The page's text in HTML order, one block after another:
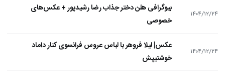
۱۴۰۴/۱۲/۲۴
بیوگرافی هلن دختر جذاب رضا رشیدپور + عکس‌های
خصوصی
۱۴۰۴/۱۲/۲۴
عکس| لیلا فروهر با لباس عروس فرانسوی کنار داماد
خوشتیپش